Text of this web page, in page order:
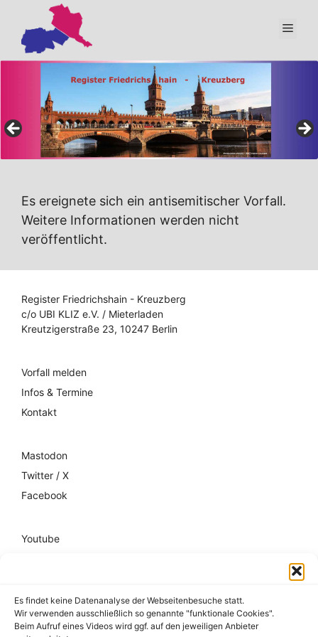
Es findet keine Datenanalyse der Webseitenbesuche statt.
Wir verwenden ausschließlich so genannte "funktionale Cookies".
Beim Aufruf eines Videos wird ggf. auf den jeweiligen Anbieter
Inhalt
springen
Es ereignete sich ein antisemitischer Vorfall.
Weitere Informationen werden nicht
veröffentlicht.
Register Friedrichshain - Kreuzberg
c/o UBI KLIZ e.V. / Mieterladen
Kreutzigerstraße 23, 10247 Berlin
Vorfall melden
Infos & Termine
Kontakt
Mastodon
Twitter / X
Facebook
Youtube
Impressum